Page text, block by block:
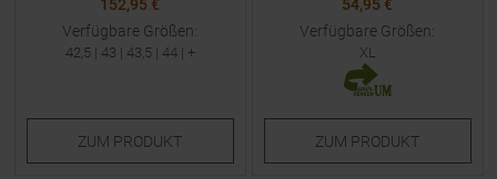
152,95 €
Verfügbare Größen:
42,5 | 43 | 43,5 | 44| +
ZUM PRODUKT
54,95 €
Verfügbare Größen:
XL
ZUM PRODUKT